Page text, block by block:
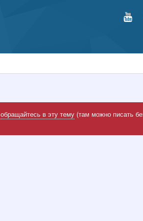
обращайтесь в эту тему(там можно писать